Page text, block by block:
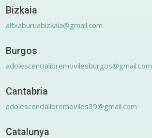
Bizkaia
altxaburuabizkaia@gmail.com
Burgos
adolescencialibremovilesburgos@gmail.com
Cantabria
adolescencialibremoviles39@gmail.com
Catalunya